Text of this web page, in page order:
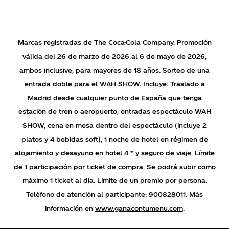
Marcas registradas de The Coca-Cola Company. Promoción
válida del 26 de marzo de 2026 al 6 de mayo de 2026,
ambos inclusive, para mayores de 18 años. Sorteo de una
entrada doble para el WAH SHOW. Incluye: Traslado a
Madrid desde cualquier punto de España que tenga
estación de tren o aeropuerto, entradas espectáculo WAH
SHOW, cena en mesa dentro del espectáculo (incluye 2
platos y 4 bebidas soft), 1 noche de hotel en régimen de
alojamiento y desayuno en hotel 4 * y seguro de viaje. Límite
de 1 participación por ticket de compra. Se podrá subir como
máximo 1 ticket al día. Límite de un premio por persona.
Teléfono de atención al participante: 900828011. Más
información en www.ganacontumenu.com.
Cookies de rendimiento
Estas cookies nos permiten contar las visitas y fuentes de
tráfico para poder evaluar el rendimiento de nuestro sitio y
menos visitadas, y cómo los visitantes navegan por el sitio.
Toda la información que recogen estas cookies es agregada
y, por lo tanto, es anónima.
Cookies Utilizadas:
_ga
Las cookies indicadas son titularidad de Google, Inc. Puedes
https://policies.google.com/privacy/google-partners?hl=en-US